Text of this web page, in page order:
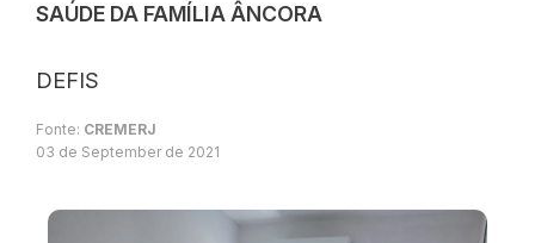
SAÚDE DA FAMÍLIA ÂNCORA
DEFIS
Fonte: CREMERJ
03 de September de 2021